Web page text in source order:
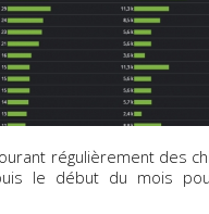
régulièrement des
le début du mois